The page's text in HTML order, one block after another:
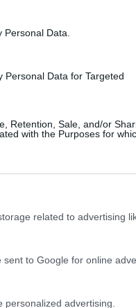
Data.
Personal Data for Targeted
Retention, Sale, and/or
with the Purposes for
related to advertising
to Google for online
advertising.